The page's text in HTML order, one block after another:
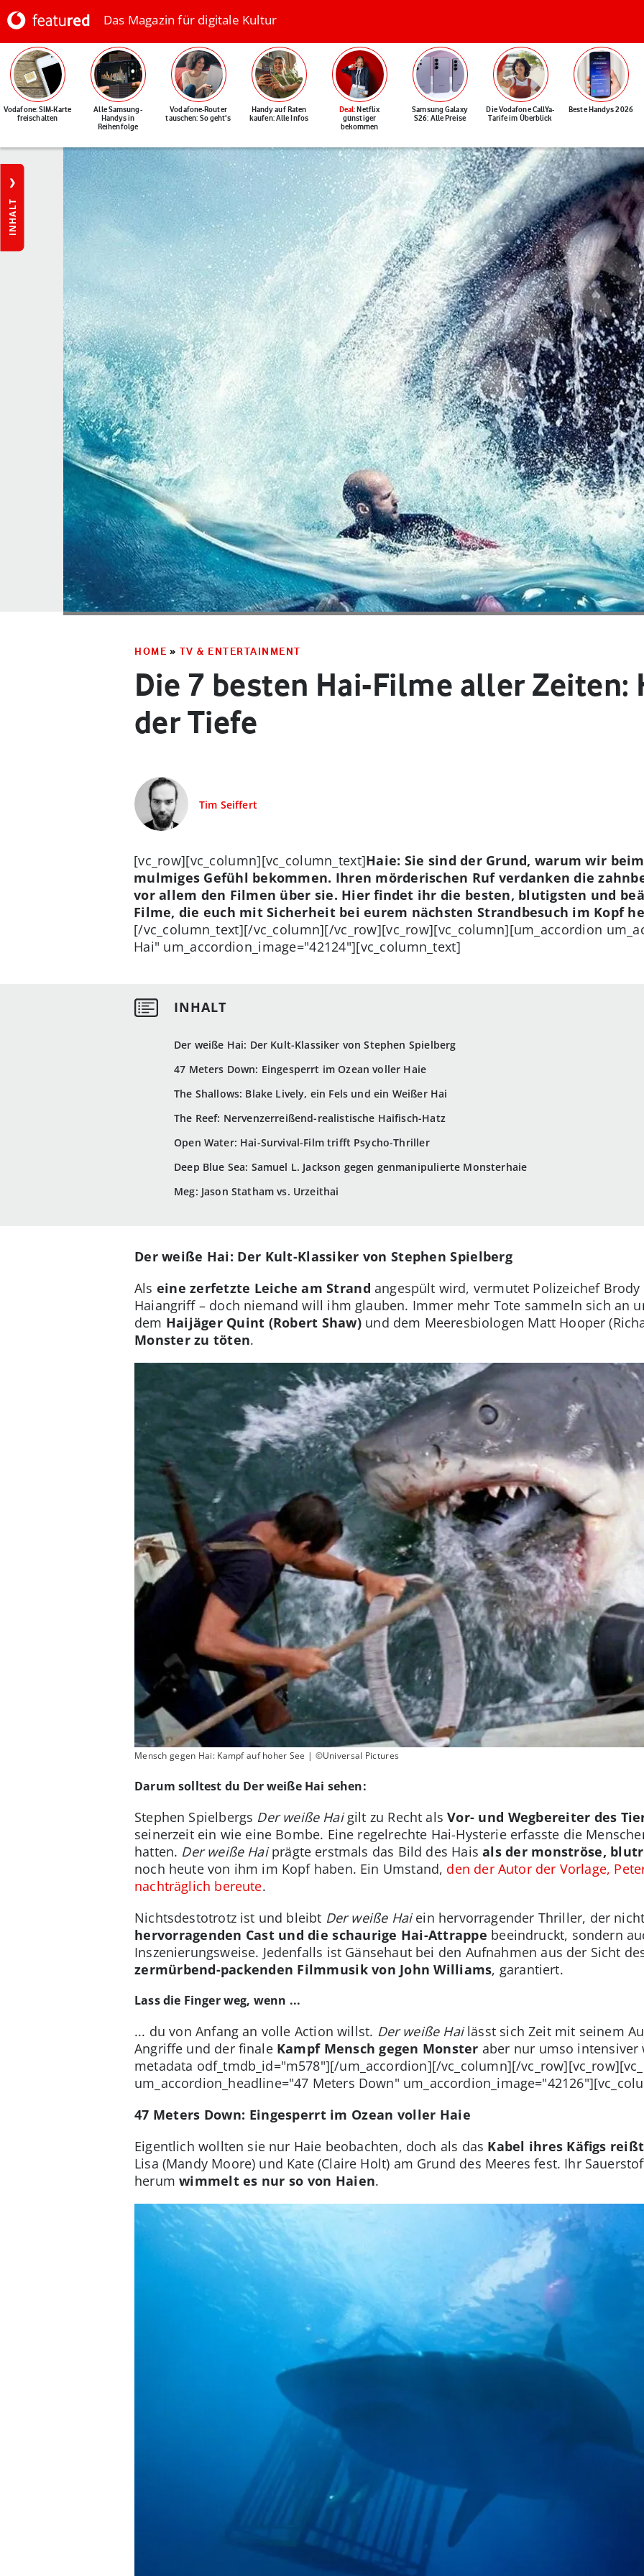
Das Magazin für digitale Kultur
Vodafone: SIM-Karte
freischalten
Alle Samsung-
Handys in
Reihenfolge
Vodafone-Router
tauschen: So geht's
Handy auf Raten
kaufen: Alle Infos
Deal: Netflix
günstiger
bekommen
Samsung Galaxy
S26: Alle Preise
Die Vodafone CallYa-
Tarife im Überblick
Beste Handys 2026
INHALT
HOME » TV & ENTERTAINMENT
Die 7 besten Hai-Filme aller Zeiten:
der Tiefe
Tim Seiffert
Der weiße Hai: Der Kult-Klassiker von Stephen Spielberg
47 Meters Down: Eingesperrt im Ozean voller Haie
The Shallows: Blake Lively, ein Fels und ein Weißer Hai
The Reef: Nervenzerreißend-realistische Haifisch-Hatz
Open Water: Hai-Survival-Film trifft Psycho-Thriller
Deep Blue Sea: Samuel L. Jackson gegen genmanipulierte Monsterhaie
Meg: Jason Statham vs. Urzeithai
[vc_row][vc_column][vc_column_text]Haie: Sie sind der Grund, warum wir
mulmiges Gefühl bekommen. Ihren mörderischen Ruf verdanken die
vor allem den Filmen über sie. Hier findet ihr die besten, blutigsten und
Filme, die euch mit Sicherheit bei eurem nächsten Strandbesuch im Kopf
[/vc_column_text][/vc_column][/vc_row][vc_row][vc_column][um_accordion
Hai" um_accordion_image="42124"][vc_column_text]
Der weiße Hai: Der Kult-Klassiker von Stephen Spielberg
Als eine zerfetzte Leiche am Strand angespült wird, vermutet Polizeichef Brody
Haiangriff – doch niemand will ihm glauben. Immer mehr Tote sammeln sich an
dem Haijäger Quint (Robert Shaw) und dem Meeresbiologen Matt Hooper
Monster zu töten.
Mensch gegen Hai: Kampf auf hoher See | ©Universal Pictures
Darum solltest du Der weiße Hai sehen:
Stephen Spielbergs Der weiße Haigilt zu Recht alsVor- und Wegbereiter des
seinerzeit ein wie eine Bombe. Eine regelrechte Hai-Hysterie erfasste die
hatten. Der weiße Haiprägte erstmals das Bild des Haisals der monströse,
noch heute von ihm im Kopf haben. Ein Umstand, den der Autor der Vorlage,
nachträglich bereute.
Nichtsdestotrotz ist und bleibt Der weiße Haiein hervorragender Thriller, der
hervorragenden Cast und die schaurige Hai-Attrappe beeindruckt, sondern
Inszenierungsweise. Jedenfalls ist Gänsehaut bei den Aufnahmen aus der Sicht
zermürbend-packenden Filmmusik von John Williams, garantiert.
Lass die Finger weg, wenn ...
... du von Anfang an volle Action willst. Der weiße Hailässt sich Zeit mit seinem
Angriffe und der finale Kampf Mensch gegen Monster aber nur umso intensiver
metadata odf_tmdb_id="m578"][/um_accordion][/vc_column][/
um_accordion_headline="47 Meters Down"
47 Meters Down: Eingesperrt im Ozean voller Haie
Eigentlich wollten sie nur Haie beobachten, doch als das Kabel ihres Käfigs reißt
Lisa (Mandy Moore) und Kate (Claire Holt) am Grund des Meeres fest. Ihr
herumwimmelt es nur so von Haien.